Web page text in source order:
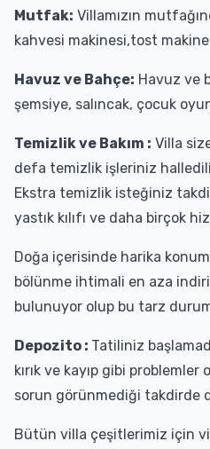
Mutfak: Villamızın
kahvesi makinesi,tost
Havuz ve Bahçe: Havuz ve
şemsiye, salıncak, çocuk
Temizlik ve Bakım : Villa
defa temizlik işleriniz
Ekstra temizlik isteğiniz
yastık kılıfı ve daha birçok
Doğa içerisinde harika
bölünme ihtimali en aza
bulunuyor olup bu tarz
Depozito : Tatiliniz
kırık ve kayıp gibi
sorun görünmediği takdirde
Bütün villa çeşitlerimiz için